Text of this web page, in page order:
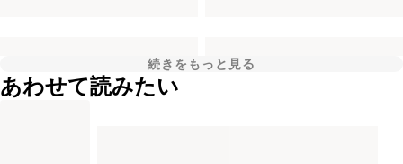
続きをもっと見る
あわせて読みたい